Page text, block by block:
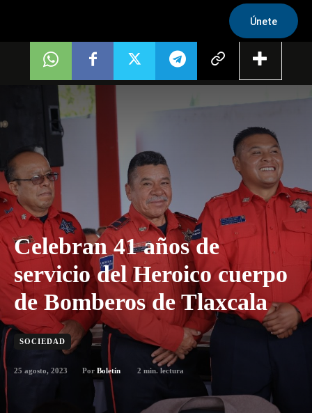
Únete
Celebran 41 años de
servicio del Heroico cuerpo
de Bomberos de Tlaxcala
SOCIEDAD
25 agosto, 2023 Por Boletín 2 min. lectura